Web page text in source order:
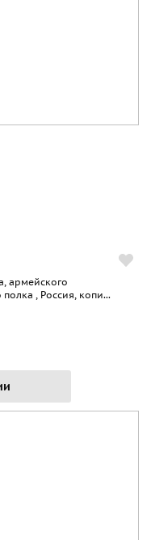
армейского
полка , Россия, копи...